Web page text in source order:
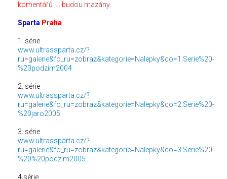
komentářů .... budou mazány
Sparta Praha
1. série
www.ultrassparta.cz/?
ru=galerie&fo_ru=zobraz&kategorie=Nalepky&co=1.Serie%20-
%20podzim2004
2. série
www.ultrassparta.cz/?
ru=galerie&fo_ru=zobraz&kategorie=Nalepky&co=2.Serie%20-
%20jaro2005
3. série
www.ultrassparta.cz/?
ru=galerie&fo_ru=zobraz&kategorie=Nalepky&co=3.Serie%20-
%20%20podzim2005
4.série